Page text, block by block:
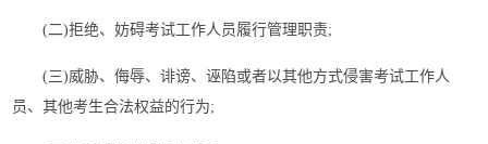
(二)拒绝、妨碍考试工作人员履行管理职责;
(三)威胁、侮辱、诽谤、诬陷或者以其他方式侵害考试工作人
员、其他考生合法权益的行为;